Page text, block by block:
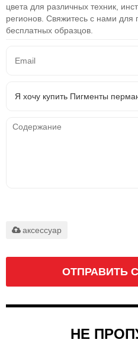
цвета для различных техник,
регионов. Свяжитесь с нами
бесплатных образцов.
аксессуар
ОТПРАВИТЬ
НЕ